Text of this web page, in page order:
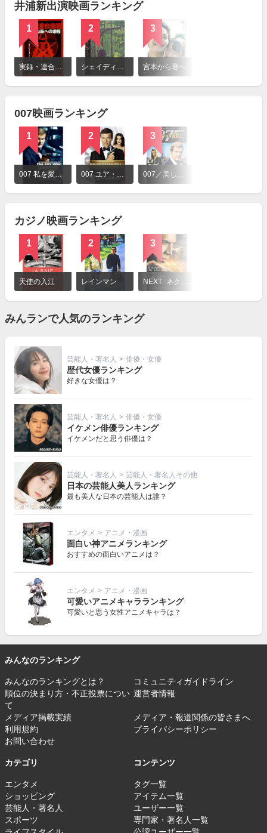
井浦新出演映画ランキング
1
実録・連合赤軍 あさま山荘への道程（みち）
2
シェイディー・グローヴ
3
宮本から君へ
007映画ランキング
1
007 私を愛したスパイ
2
007 ユア・アイズ・オンリー
3
007／美しき獲物たち
カジノ映画ランキング
1
天使の入江
2
レインマン
3
NEXT -ネクスト-
みんランで人気のランキング
芸能人・著名人 > 俳優・女優
歴代女優ランキング
好きな女優は？
芸能人・著名人 > 俳優・女優
イケメン俳優ランキング
イケメンだと思う俳優は？
芸能人・著名人 > 芸能人・著名人その他
日本の芸能人美人ランキング
最も美人な日本の芸能人は誰？
エンタメ > アニメ・漫画
面白い神アニメランキング
おすすめの面白いアニメは？
エンタメ > アニメ・漫画
可愛いアニメキャラランキング
可愛いと思う女性アニメキャラは？
みんなのランキング
みんなのランキングとは？
コミュニティガイドライン
順位の決まり方・不正投票につい
て
運営者情報
メディア掲載実績
メディア・報道関係の皆さまへ
利用規約
プライバシーポリシー
お問い合わせ
カテゴリ
エンタメ
ショッピング
芸能人・著名人
スポーツ
コンテンツ
タグ一覧
アイテム一覧
ユーザー一覧
専門家・著名人一覧